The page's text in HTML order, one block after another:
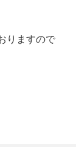
りますので